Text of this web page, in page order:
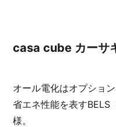
casa cube カーサ
オール電化はオプション
省エネ性能を表すBELS
様。